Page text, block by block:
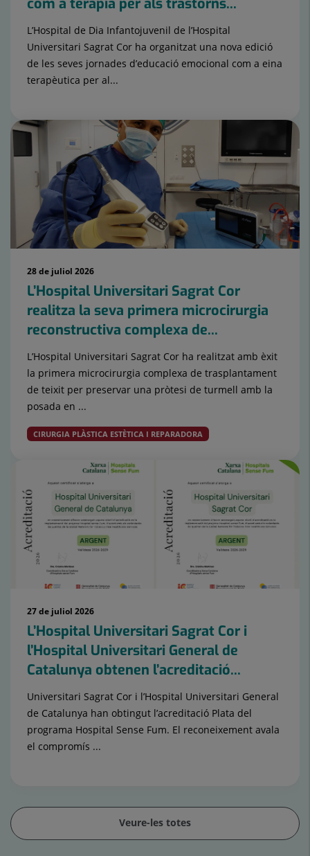
L’Hospital de Dia Infantojuvenil de l’Hospital
Universitari Sagrat Cor ha organitzat una nova edició
de les seves jornades d’educació emocional com a eina
terapèutica per al...
28 de juliol 2026
L’Hospital Universitari Sagrat Cor
realitza la seva primera microcirurgia
reconstructiva complexa de...
L’Hospital Universitari Sagrat Cor ha realitzat amb èxit
la primera microcirurgia complexa de trasplantament
de teixit per preservar una pròtesi de turmell amb la
posada en ...
CIRURGIA PLÀSTICA ESTÈTICA I REPARADORA
27 de juliol 2026
L’Hospital Universitari Sagrat Cor i
l’Hospital Universitari General de
Catalunya obtenen l’acreditació...
Universitari Sagrat Cor i l’Hospital Universitari General
de Catalunya han obtingut l’acreditació Plata del
programa Hospital Sense Fum. El reconeixement avala
el compromís ...
Veure-les totes